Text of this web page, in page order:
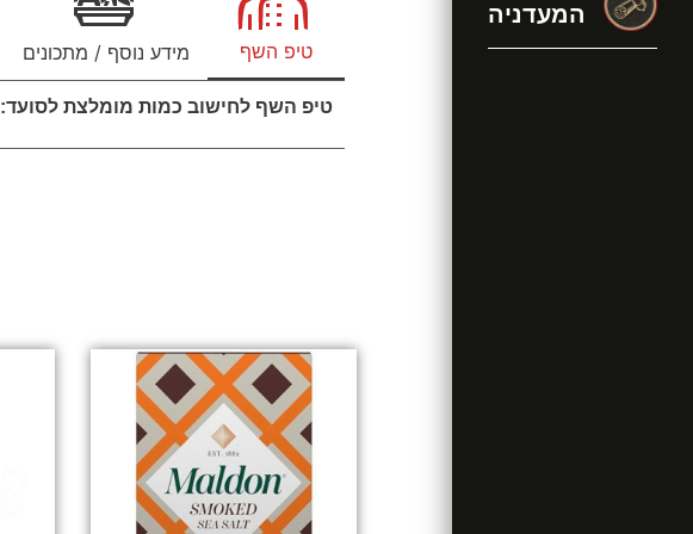
המעדניה
טיפ השף מידע נוסף / מתכונים
טיפ השף לחישוב כמות מומלצת לסועד: